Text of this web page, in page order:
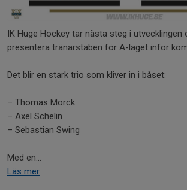
IK Huge Hockey tar nästa steg i utvecklingen
presentera tränarstaben för A-laget inför
Det blir en stark trio som kliver in i båset:
– Thomas Mörck
– Axel Schelin
– Sebastian Swing
Med en...
Läs mer